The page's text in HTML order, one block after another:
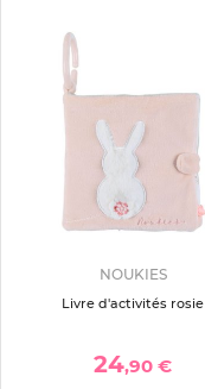
NOUKIES
Livre d'activités rosie
24,90 €